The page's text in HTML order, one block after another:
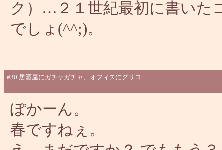
ク）…２１世紀最初に書いた
でしょ(^^;)。
#30 居酒屋にガチャガチャ、オフィスにグリコ
ぽかーん。
春ですねぇ。